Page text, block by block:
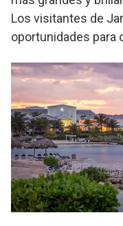
Los visitantes de
oportunidades para